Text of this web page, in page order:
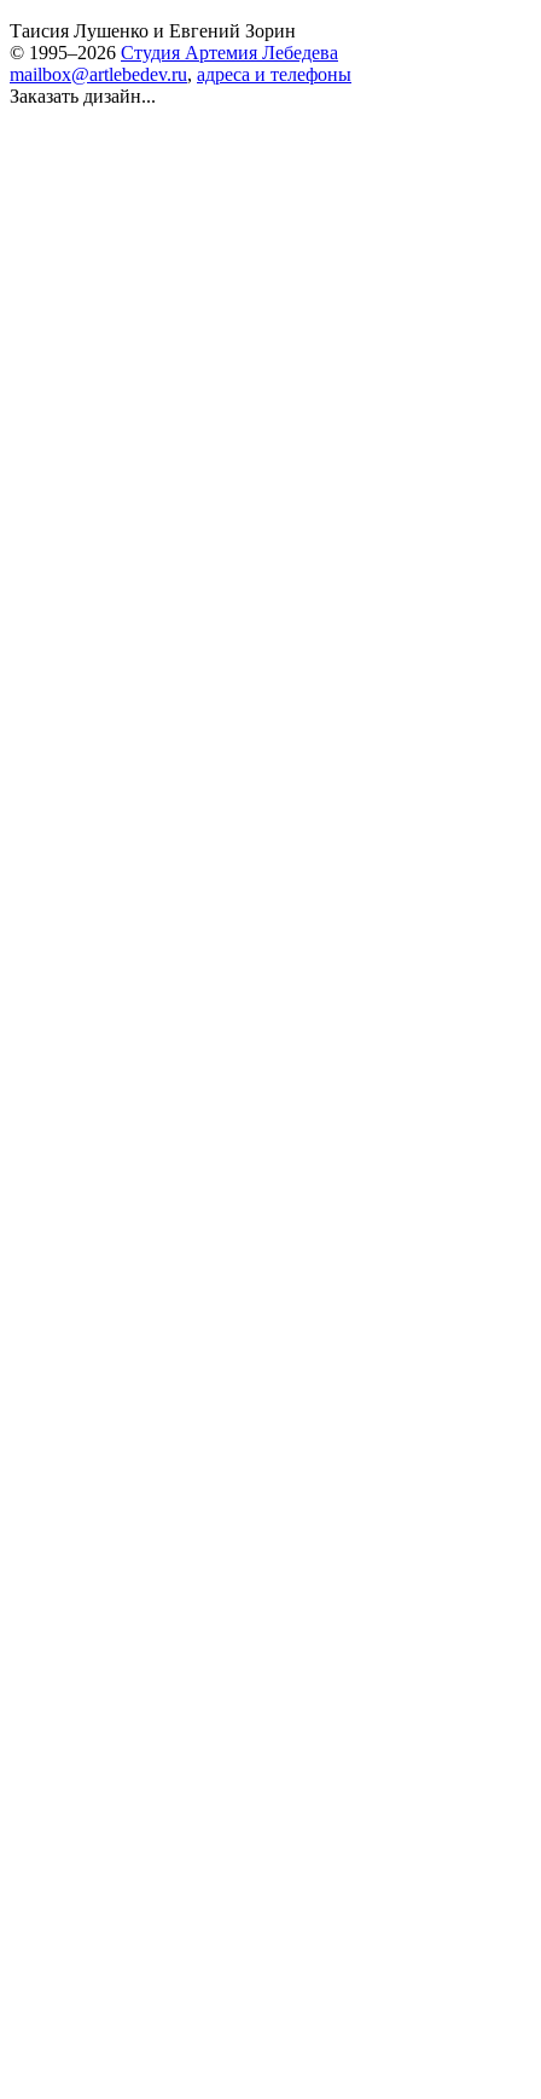
Таисия Лушенко и Евгений Зорин
© 1995–2026 Студия Артемия Лебедева
mailbox@artlebedev.ru, адреса и телефоны
Заказать дизайн...